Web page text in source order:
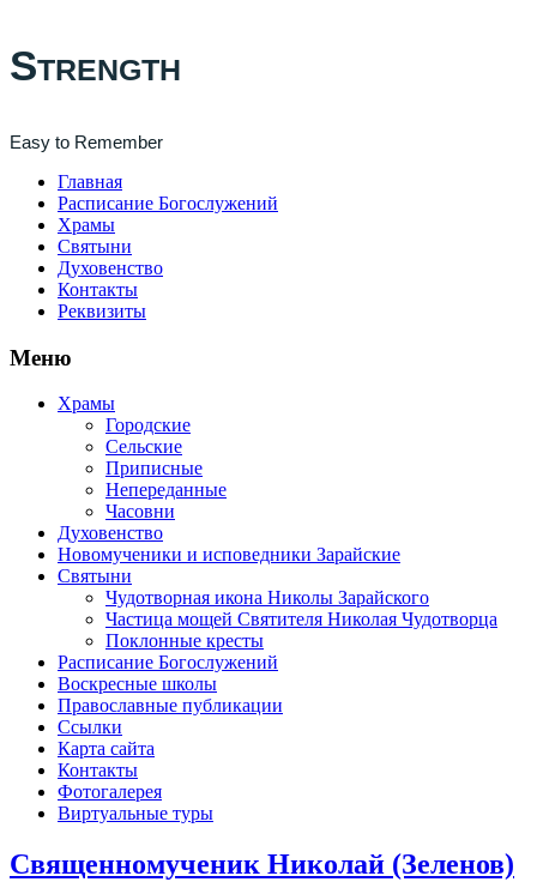
Strength
Easy to Remember
Главная
Расписание Богослужений
Храмы
Святыни
Духовенство
Контакты
Реквизиты
Меню
Храмы
Городские
Сельские
Приписные
Непереданные
Часовни
Духовенство
Новомученики и исповедники Зарайские
Святыни
Чудотворная икона Николы Зарайского
Частица мощей Святителя Николая Чудотворца
Поклонные кресты
Расписание Богослужений
Воскресные школы
Православные публикации
Ссылки
Карта сайта
Контакты
Фотогалерея
Виртуальные туры
Священномученик Николай (Зеленов)